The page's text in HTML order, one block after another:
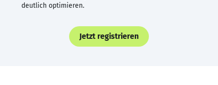
deutlich optimieren.
Jetzt registrieren